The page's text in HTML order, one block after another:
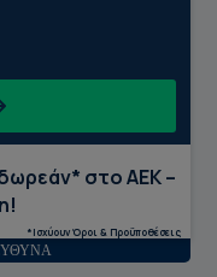
στο ΑΕΚ –
*Ισχύουν Όροι & Προϋποθέσεις